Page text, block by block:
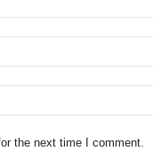
the next time I comment.